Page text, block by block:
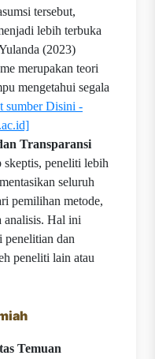
tersebut,
lebih terbuka
(2023)
merupakan teori
mengetahui segala
sumber Disini -
Transparansi
skeptis, peneliti lebih
seluruh
pemilihan metode,
analisis. Hal ini
penelitian dan
peneliti lain atau
Temuan